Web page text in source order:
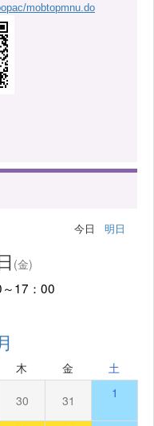
mobtopmnu.do
今日 明日
(金)
17：00
木 金 土
30 31 1